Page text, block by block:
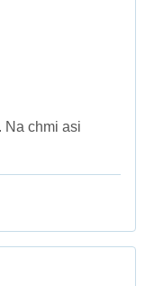
Na chmi asi